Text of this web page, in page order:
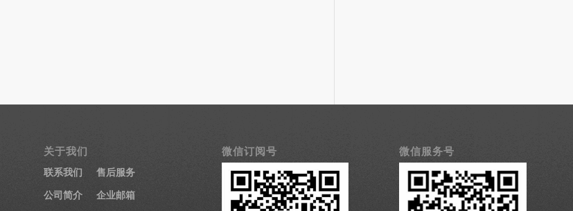
关于我们
联系我们
售后服务
公司简介
企业邮箱
微信订阅号 微信服务号